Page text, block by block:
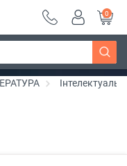
Дізнатись більше
0